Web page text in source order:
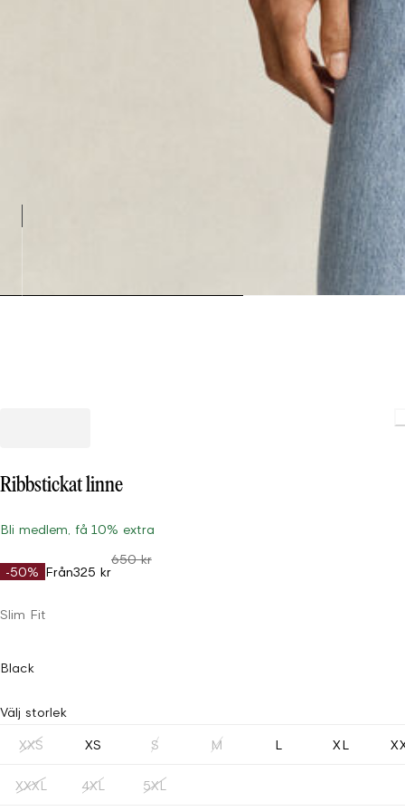
Ribbstickat linne
Bli medlem, få 10% extra
-50% Från325 kr
650 kr
Slim Fit
Black
Välj storlek
XXS XS S M L XL
XXXL 4XL 5XL